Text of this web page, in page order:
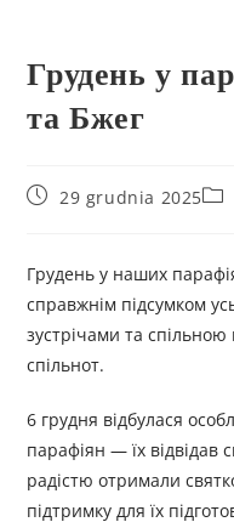
Грудень у
та Бжег
29 grudnia 2025
Грудень у наших
справжнім підсумком
зустрічами та
спільнот.
6 грудня відбулася
парафіян — їх
радістю отримали
підтримку для їх